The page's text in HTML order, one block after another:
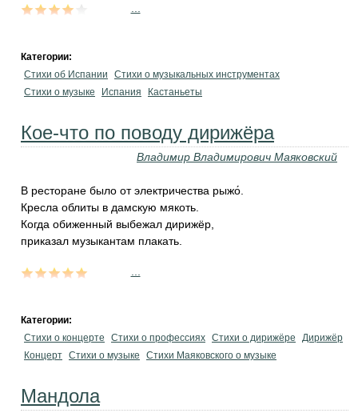
Категории:
Стихи об Испании
Стихи о музыкальных инструментах
Стихи о музыке
Испания Кастаньеты
Кое-что по поводу дирижёра
Владимир Владимирович Маяковский
В ресторане было от электричества рыжо́.
Кресла облиты в дамскую мякоть.
Когда обиженный выбежал дирижёр,
приказал музыкантам плакать.
Категории:
Стихи о концерте
Стихи о профессиях Стихи о дирижёре
Дирижёр
Концерт Стихи о музыке Стихи Маяковского о музыке
Мандола